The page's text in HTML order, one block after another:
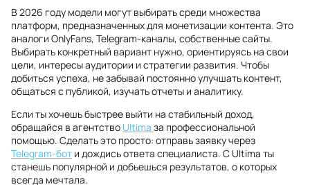
В 2026 году модели могут выбирать среди множества
платформ, предназначенных для монетизации контента. Это
аналоги OnlyFans, Telegram-каналы, собственные сайты.
Выбирать конкретный вариант нужно, ориентируясь на свои
цели, интересы аудитории и стратегии развития. Чтобы
добиться успеха, не забывай постоянно улучшать контент,
общаться с публикой, изучать отчеты и аналитику.
Если ты хочешь быстрее выйти на стабильный доход,
обращайся в агентство Ultima за профессиональной
помощью. Сделать это просто: отправь заявку через
Telegram-бот и дождись ответа специалиста. С Ultima ты
станешь популярной и добьешься результатов, о которых
всегда мечтала.